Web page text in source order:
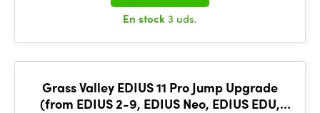
En stock3 uds.
Grass Valley EDIUS 11 Pro Jump Upgrade
(from EDIUS 2-9, EDIUS Neo, EDIUS EDU,